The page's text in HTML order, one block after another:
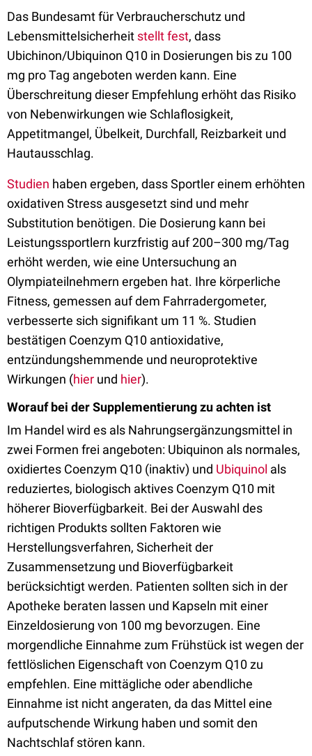
Das Bundesamt für Verbraucherschutz und
Lebensmittelsicherheit stellt fest, dass
Ubichinon/Ubiquinon Q10 in Dosierungen bis zu 100
mg pro Tag angeboten werden kann. Eine
Überschreitung dieser Empfehlung erhöht das Risiko
von Nebenwirkungen wie Schlaflosigkeit,
Appetitmangel, Übelkeit, Durchfall, Reizbarkeit und
Hautausschlag.
Studien haben ergeben, dass Sportler einem erhöhten
oxidativen Stress ausgesetzt sind und mehr
Substitution benötigen. Die Dosierung kann bei
Leistungssportlern kurzfristig auf 200–300 mg/Tag
erhöht werden, wie eine Untersuchung an
Olympiateilnehmern ergeben hat. Ihre körperliche
Fitness, gemessen auf dem Fahrradergometer,
verbesserte sich signifikant um 11 %. Studien
bestätigen Coenzym Q10 antioxidative,
entzündungshemmende und neuroprotektive
Wirkungen (hier und hier).
Worauf bei der Supplementierung zu achten ist
Im Handel wird es als Nahrungsergänzungsmittel in
zwei Formen frei angeboten: Ubiquinon als normales,
oxidiertes Coenzym Q10 (inaktiv) und Ubiquinol als
reduziertes, biologisch aktives Coenzym Q10 mit
höherer Bioverfügbarkeit. Bei der Auswahl des
richtigen Produkts sollten Faktoren wie
Herstellungsverfahren, Sicherheit der
Zusammensetzung und Bioverfügbarkeit
berücksichtigt werden. Patienten sollten sich in der
Apotheke beraten lassen und Kapseln mit einer
Einzeldosierung von 100 mg bevorzugen. Eine
morgendliche Einnahme zum Frühstück ist wegen der
fettlöslichen Eigenschaft von Coenzym Q10 zu
empfehlen. Eine mittägliche oder abendliche
Einnahme ist nicht angeraten, da das Mittel eine
aufputschende Wirkung haben und somit den
Nachtschlaf stören kann.